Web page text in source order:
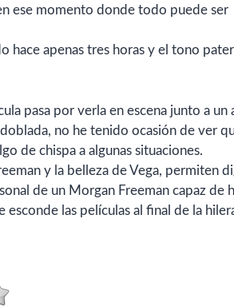
ese momento donde todo puede ser
hace apenas tres horas y el tono
pasa por verla en escena junto a un
no he tenido ocasión de ver
de chispa a algunas situaciones.
y la belleza de Vega, permiten
de un Morgan Freeman capaz de
las películas al final de la